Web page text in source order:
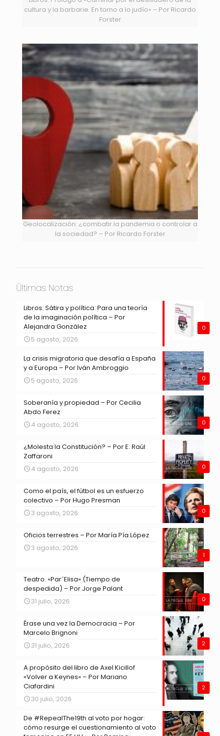
cultura y la barbarie. En torno a lo judío» – Por Ricardo
Forster
Geolocalización: ¿combatir la pandemia o controlar a
la sociedad? – Por Ricardo Forster
Últimas Notas
0
Libros: Sátira y política: Para una teoría
de la imaginación política – Por
Alejandra González
5 agosto, 2026
0
La crisis migratoria que desafía a España
y a Europa – Por Iván Ambroggio
5 agosto, 2026
0
Soberanía y propiedad – Por Cecilia
Abdo Ferez
4 agosto, 2026
0
¿Molesta la Constitución? – Por E. Raúl
Zaffaroni
4 agosto, 2026
0
Como el país, el fútbol es un esfuerzo
colectivo – Por Hugo Presman
3 agosto, 2026
1
Oficios terrestres – Por María Pía López
3 agosto, 2026
0
Teatro. «Par´Elisa» (Tiempo de
despedida) – Por Jorge Palant
31 julio, 2026
2
Érase una vez la Democracia – Por
Marcelo Brignoni
31 julio, 2026
2
A propósito del libro de Axel Kicillof
«Volver a Keynes» – Por Mariano
Ciafardini
30 julio, 2026
De #RepealThe19th al voto por hogar:
cómo resurge el cuestionamiento al voto